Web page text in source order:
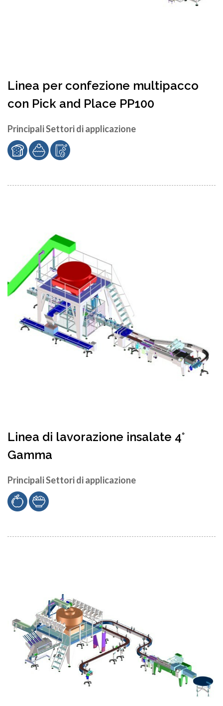
Linea per confezione multipacco
con Pick and Place PP100
Principali Settori di applicazione
Linea di lavorazione insalate 4°
Gamma
Principali Settori di applicazione